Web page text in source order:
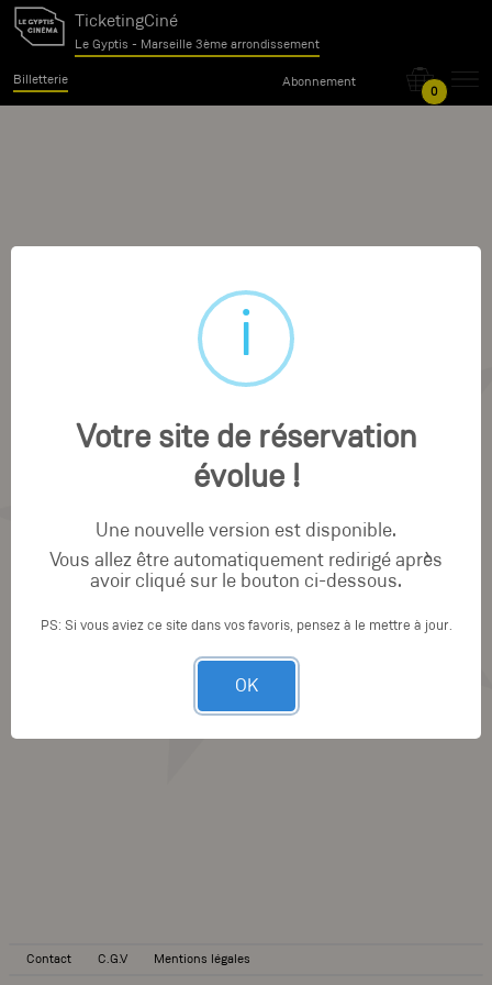
TicketingCiné
Le Gyptis - Marseille 3ème arrondissement
Billetterie Abonnement
0
Contact C.G.V Mentions légales
Votre site de réservation
évolue !
Une nouvelle version est disponible.
Vous allez être automatiquement redirigé après
avoir cliqué sur le bouton ci-dessous.
PS: Si vous aviez ce site dans vos favoris, pensez à le mettre à jour.
OK